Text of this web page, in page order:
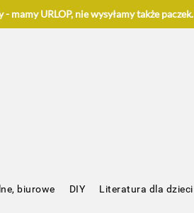
mamy URLOP, nie wysyłamy także paczek.
biurowe DIY Literatura dla dzieci